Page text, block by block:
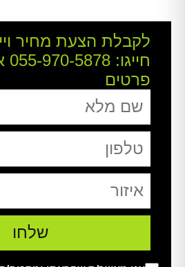
לקבלת הצעת מחיר
חייגו: 055-970-5878
פרטים